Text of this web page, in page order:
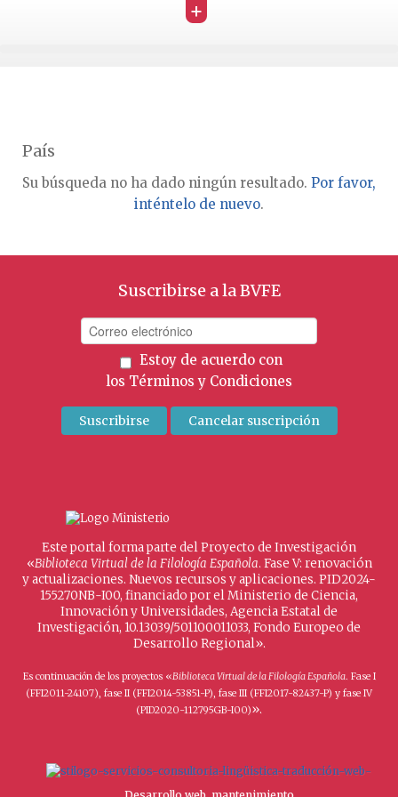
+
País
Su búsqueda no ha dado ningún resultado. Por favor,
inténtelo de nuevo.
Suscribirse a la BVFE
Estoy de acuerdo con
los Términos y Condiciones
Este portal forma parte del Proyecto de Investigación
«Biblioteca Virtual de la Filología Española. Fase V: renovación
y actualizaciones. Nuevos recursos y aplicaciones. PID2024-
155270NB-I00, financiado por el Ministerio de Ciencia,
Innovación y Universidades, Agencia Estatal de
Investigación, 10.13039/501100011033, Fondo Europeo de
Desarrollo Regional».
Es continuación de los proyectos «Biblioteca Virtual de la Filología Española. Fase I
(FFI2011-24107), fase II (FFI2014-53851-P), fase III (FFI2017-82437-P) y fase IV
(PID2020-112795GB-I00)».